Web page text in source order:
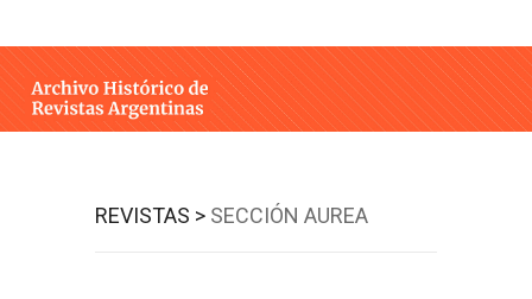
INTEGRANTES
REVISTAS > SECCIÓN AUREA